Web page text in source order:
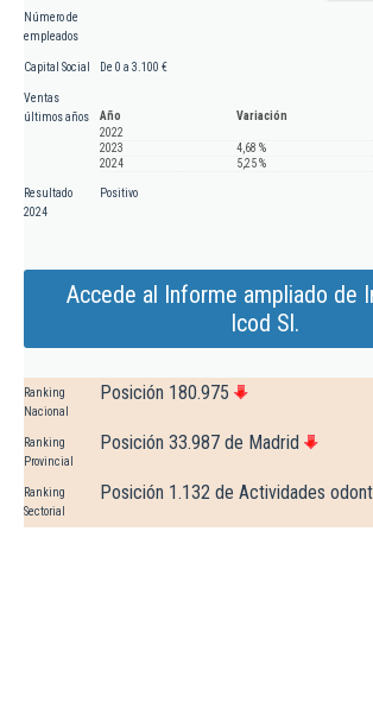
Número de
empleados
Capital Social De 0 a 3.100 €
Ventas
últimos años
Año
Variación
2022
2023
4,68 %
2024
5,25 %
Resultado
2024
Positivo
Accede al Informe ampliado de
Icod Sl.
Ranking
Nacional
Posición 180.975
Ranking
Provincial
Posición 33.987 de Madrid
Ranking
Sectorial
Posición 1.132 de Actividades